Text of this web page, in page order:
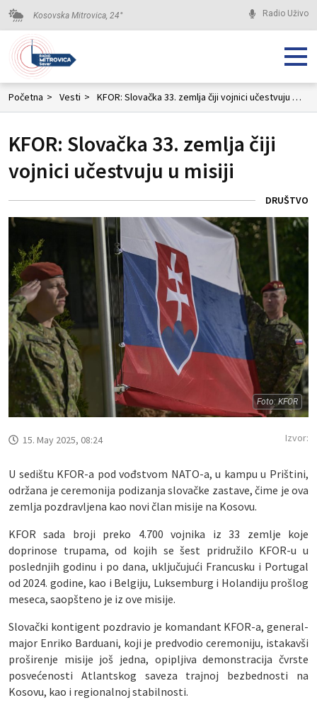
Kosovska Mitrovica, 24° Radio Uživo
Početna > Vesti > KFOR: Slovačka 33. zemlja čiji vojnici učestvuju u misiji
KFOR: Slovačka 33. zemlja čiji
vojnici učestvuju u misiji
DRUŠTVO
Foto: KFOR
15. May 2025, 08:24 Izvor:
U sedištu KFOR-a pod vođstvom NATO-a, u kampu u Prištini,
održana je ceremonija podizanja slovačke zastave, čime je ova
zemlja pozdravljena kao novi član misije na Kosovu.
KFOR sada broji preko 4.700 vojnika iz 33 zemlje koje
doprinose trupama, od kojih se šest pridružilo KFOR-u u
poslednjih godinu i po dana, uključujući Francusku i Portugal
od 2024. godine, kao i Belgiju, Luksemburg i Holandiju prošlog
meseca, saopšteno je iz ove misije.
Slovački kontigent pozdravio je komandant KFOR-a, general-
major Enriko Barduani, koji je predvodio ceremoniju, istakavši
proširenje misije još jedna, opipljiva demonstracija čvrste
posvećenosti Atlantskog saveza trajnoj bezbednosti na
Kosovu, kao i regionalnoj stabilnosti.